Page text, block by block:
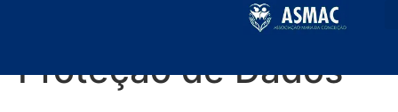
Proteção de Dados